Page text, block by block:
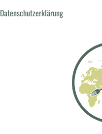
Datenschutzerklärung